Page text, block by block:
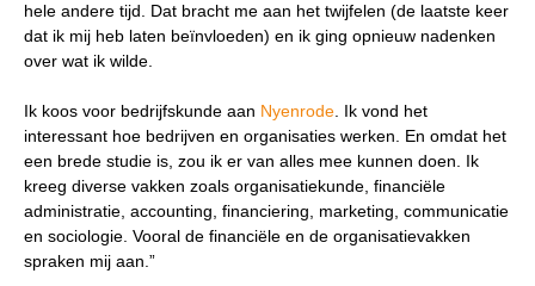
hele andere tijd. Dat bracht me aan het twijfelen (de laatste keer
dat ik mij heb laten beïnvloeden) en ik ging opnieuw nadenken
over wat ik wilde.
Ik koos voor bedrijfskunde aan Nyenrode. Ik vond het
interessant hoe bedrijven en organisaties werken. En omdat het
een brede studie is, zou ik er van alles mee kunnen doen. Ik
kreeg diverse vakken zoals organisatiekunde, financiële
administratie, accounting, financiering, marketing, communicatie
en sociologie. Vooral de financiële en de organisatievakken
spraken mij aan.”